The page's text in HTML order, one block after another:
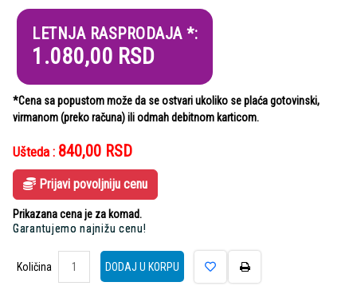
LETNJA RASPRODAJA *:
1.080,00 RSD
*Cena sa popustom može da se ostvari ukoliko se plaća gotovinski,
virmanom (preko računa) ili odmah debitnom karticom.
Ušteda : 840,00 RSD
Prijavi povoljniju cenu
Prikazana cena je za komad.
Garantujemo najnižu cenu!
Količina
Količina
DODAJ U KORPU